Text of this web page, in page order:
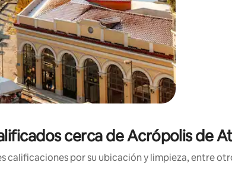
cerca de Acrópolis de
calificaciones por su ubicación y limpieza, entre